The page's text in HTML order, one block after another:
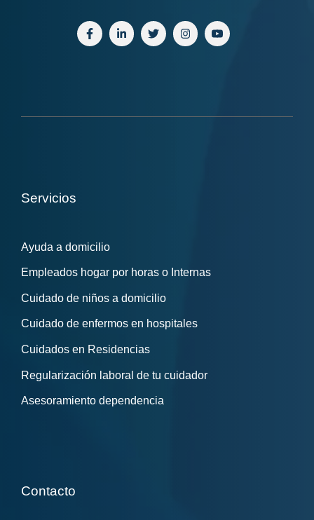
Servicios
Ayuda a domicilio
Empleados hogar por horas o Internas
Cuidado de niños a domicilio
Cuidado de enfermos en hospitales
Cuidados en Residencias
Regularización laboral de tu cuidador
Asesoramiento dependencia
Contacto